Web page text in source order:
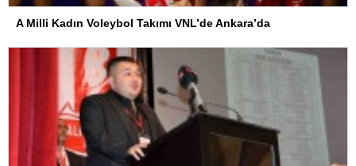
A Milli Kadın Voleybol Takımı VNL’de Ankara’da